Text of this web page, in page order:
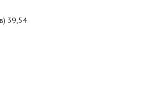
39,54